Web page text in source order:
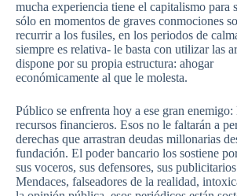
mucha experiencia tiene el capitalismo para
sólo en momentos de graves conmociones
recurrir a los fusiles, en los periodos de
siempre es relativa- le basta con utilizar las
dispone por su propia estructura: ahogar
económicamente al que le molesta.
Público se enfrenta hoy a ese gran enemigo:
recursos financieros. Esos no le faltarán a
derechas que arrastran deudas millonarias
fundación. El poder bancario los sostiene
sus voceros, sus defensores, sus
Mendaces, falseadores de la realidad,